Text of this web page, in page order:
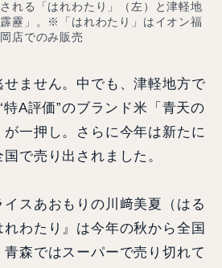
れる「はれわたり」（左）と津軽地
靂」。※「はれわたり」はイオン福
岡店でのみ販売
ません。中でも、津軽地方で
A評価”のブランド米「青天の
一押し。さらに今年は新たに
国で売り出されました。
スあおもりの川﨑美夏（はる
わたり』は今年の秋から全国
森ではスーパーで売り切れて